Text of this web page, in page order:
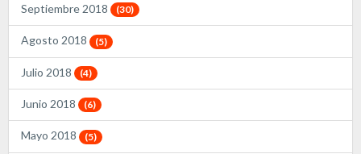
Septiembre 2018 (30)
Agosto 2018 (5)
Julio 2018 (4)
Junio 2018 (6)
Mayo 2018 (5)